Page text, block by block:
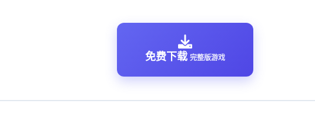
免费下载 完整版游戏